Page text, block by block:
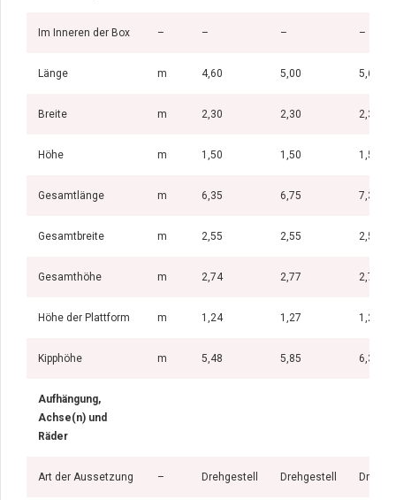
Im Inneren der Box – – – –
Länge m 4,60 5,00 5,60
Breite m 2,30 2,30 2,30
Höhe m 1,50 1,50 1,50
Gesamtlänge m 6,35 6,75 7,34
Gesamtbreite m 2,55 2,55 2,55
Gesamthöhe m 2,74 2,77 2,79
Höhe der Plattform m 1,24 1,27 1,29
Kipphöhe m 5,48 5,85 6,30
Aufhängung,
Achse(n) und
Räder
Art der Aussetzung – Drehgestell Drehgestell